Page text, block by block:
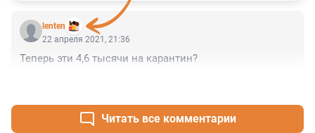
lenten
22 апреля 2021, 21:36
Теперь эти 4,6 тысячи на карантин?
Читать все комментарии